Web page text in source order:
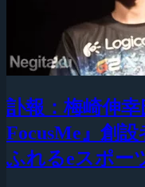
訃報：梅崎伸
FocusMe』創
ふれるeスポー